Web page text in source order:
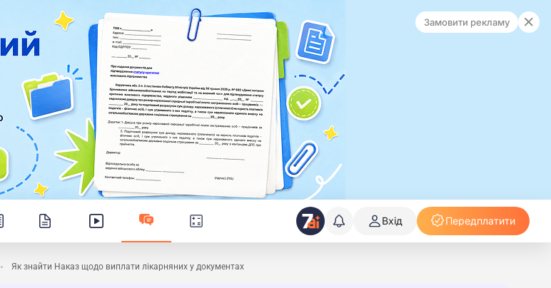
Замовити рекламу
Вхід Передплатити
Як знайти Наказ щодо виплати лікарняних у документах